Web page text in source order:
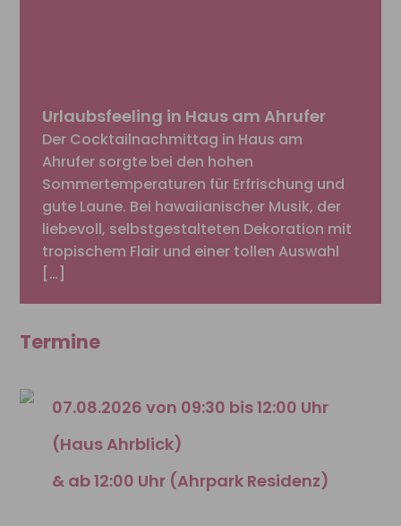
Urlaubsfeeling in Haus am Ahrufer
Der Cocktailnachmittag in Haus am
Ahrufer sorgte bei den hohen
Sommertemperaturen für Erfrischung und
gute Laune. Bei hawaiianischer Musik, der
liebevoll, selbstgestalteten Dekoration mit
tropischem Flair und einer tollen Auswahl
[…]
Termine
07.08.2026 von 09:30 bis 12:00 Uhr
(Haus Ahrblick)
& ab 12:00 Uhr (Ahrpark Residenz)